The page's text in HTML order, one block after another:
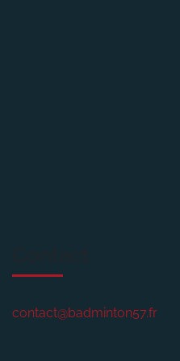
contact@badminton57.fr